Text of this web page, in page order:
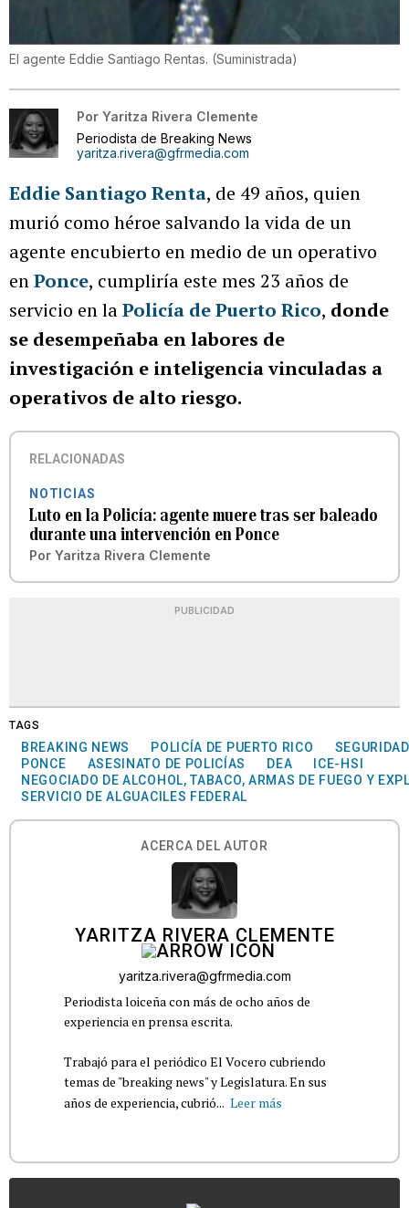
El agente Eddie Santiago Rentas. (Suministrada)
Por Yaritza Rivera Clemente
Periodista de Breaking News
yaritza.rivera@gfrmedia.com
Eddie Santiago Renta, de 49 años, quien
murió como héroe salvando la vida de un
agente encubierto en medio de un operativo
enPonce, cumpliría este mes 23 años de
servicio en laPolicía de Puerto Rico, donde
se desempeñaba en labores de
investigación e inteligencia vinculadas a
operativos de alto riesgo.
RELACIONADAS
NOTICIAS
Luto en la Policía: agente muere tras ser baleado
durante una intervención en Ponce
Por Yaritza Rivera Clemente
PUBLICIDAD
TAGS
BREAKING NEWS POLICÍA DE PUERTO RICO
SEGURIDAD
PONCE
ASESINATO DE POLICÍAS DEA
ICE-HSI
NEGOCIADO DE ALCOHOL, TABACO, ARMAS DE FUEGO Y
SERVICIO DE ALGUACILES FEDERAL
ACERCA DEL AUTOR
YARITZA RIVERA CLEMENTE
yaritza.rivera@gfrmedia.com
Periodista loiceña con más de ocho años de
experiencia en prensa escrita.
Trabajó para el periódico El Vocero cubriendo
temas de "breaking news" y Legislatura. En sus
años de experiencia, cubrió... Leer más